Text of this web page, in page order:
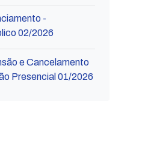
-
02/2026
e Cancelamento
Presencial 01/2026